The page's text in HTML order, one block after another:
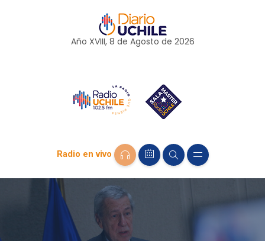
Año XVIII, 8 de Agosto de 2026
Radio en vivo